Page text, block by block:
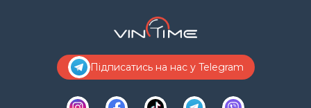
Підписатись на нас у Telegram